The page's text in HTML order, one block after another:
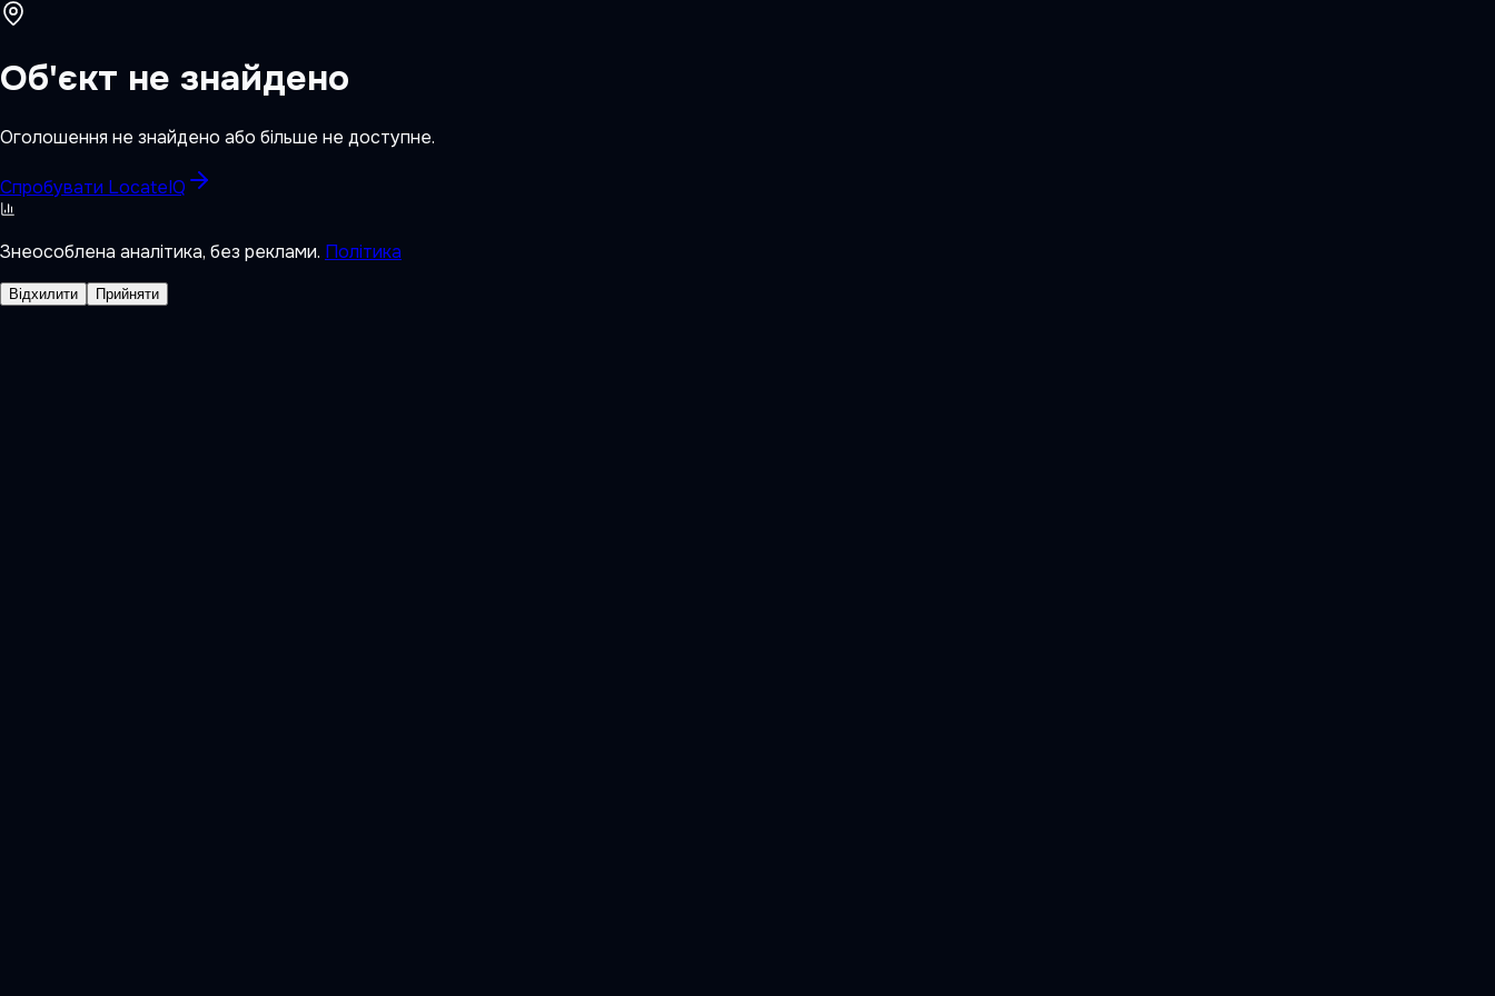
Об'єкт не знайдено
Оголошення не знайдено або більше не доступне.
Спробувати LocateIQ
Знеособлена аналітика, без реклами. Політика
Відхилити Прийняти